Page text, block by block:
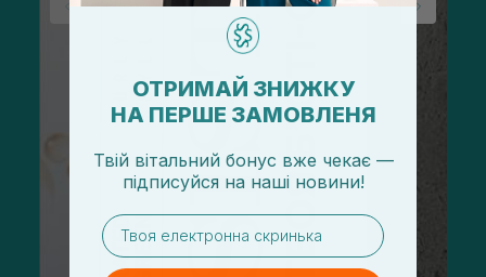
ОТРИМАЙ ЗНИЖКУ
НА ПЕРШЕ ЗАМОВЛЕНЯ
Твій вітальний бонус вже чекає —
підписуйся на наші новини!
email